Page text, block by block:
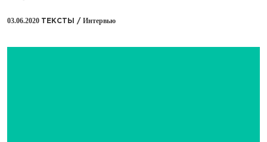
03.06.2020 ТЕКСТЫ / Интервью